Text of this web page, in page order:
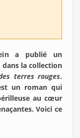
a publié un
dans la collection
terres rouges.
un roman qui
au cœur
Voici ce